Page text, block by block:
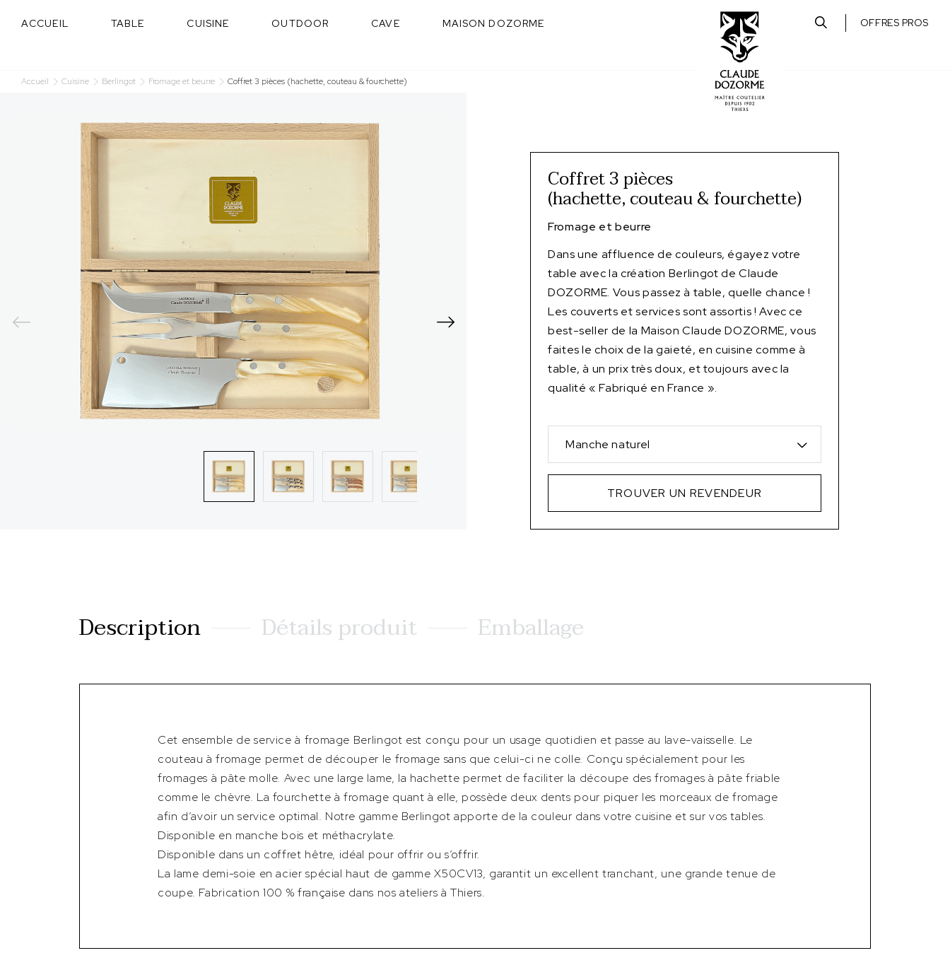
ACCUEIL TABLE CUISINE OUTDOOR CAVE MAISON DOZORME OFFRES PROS
Accueil Cuisine Berlingot Fromage et beurre Coffret 3 pièces (hachette, couteau & fourchette)
Coffret 3 pièces
(hachette, couteau & fourchette)
Fromage et beurre
Dans une affluence de couleurs, égayez votre
table avec la création Berlingot de Claude
DOZORME. Vous passez à table, quelle chance !
Les couverts et services sont assortis ! Avec ce
best-seller de la Maison Claude DOZORME, vous
faites le choix de la gaieté, en cuisine comme à
table, à un prix très doux, et toujours avec la
qualité « Fabriqué en France ».
Manche naturel
TROUVER UN REVENDEUR
Description Détails produit Emballage
Cet ensemble de service à fromage Berlingot est conçu pour un usage quotidien et passe au lave-vaisselle. Le
couteau à fromage permet de découper le fromage sans que celui-ci ne colle. Conçu spécialement pour les
fromages à pâte molle. Avec une large lame, la hachette permet de faciliter la découpe des fromages à pâte friable
comme le chèvre. La fourchette à fromage quant à elle, possède deux dents pour piquer les morceaux de fromage
afin d’avoir un service optimal. Notre gamme Berlingot apporte de la couleur dans votre cuisine et sur vos tables.
Disponible en manche bois et méthacrylate.
Disponible dans un coffret hêtre, idéal pour offrir ou s’offrir.
La lame demi-soie en acier spécial haut de gamme X50CV13, garantit un excellent tranchant, une grande tenue de
coupe. Fabrication 100 % française dans nos ateliers à Thiers.